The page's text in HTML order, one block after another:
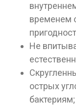
временем
Не
острых